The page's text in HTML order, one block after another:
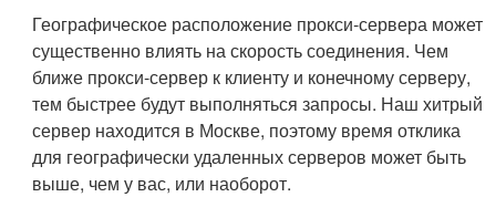
Географическое расположение прокси-сервера может
существенно влиять на скорость соединения. Чем
ближе прокси-сервер к клиенту и конечному серверу,
тем быстрее будут выполняться запросы. Наш хитрый
сервер находится в Москве, поэтому время отклика
для географически удаленных серверов может быть
выше, чем у вас, или наоборот.